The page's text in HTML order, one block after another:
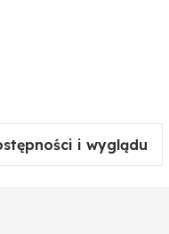
i wyglądu